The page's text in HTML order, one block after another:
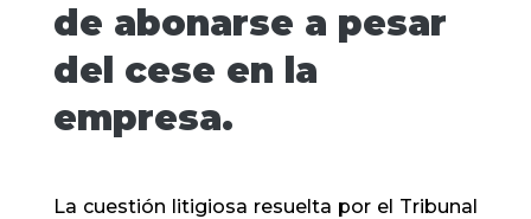
de abonarse a pesar
del cese en la
empresa.
La cuestión litigiosa resuelta por el Tribunal